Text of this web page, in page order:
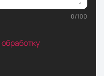
0/100
обработку